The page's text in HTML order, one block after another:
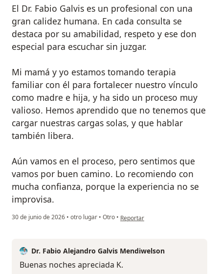
El Dr. Fabio Galvis es un profesional con una
gran calidez humana. En cada consulta se
destaca por su amabilidad, respeto y ese don
especial para escuchar sin juzgar.
Mi mamá y yo estamos tomando terapia
familiar con él para fortalecer nuestro vínculo
como madre e hija, y ha sido un proceso muy
valioso. Hemos aprendido que no tenemos que
cargar nuestras cargas solas, y que hablar
también libera.
Aún vamos en el proceso, pero sentimos que
vamos por buen camino. Lo recomiendo con
mucha confianza, porque la experiencia no se
improvisa.
30 de junio de 2026 • otro lugar • Otro • en opinión del usuario K Lebaza
Reportar
Dr. Fabio Alejandro Galvis Mendiwelson
Buenas noches apreciada K.